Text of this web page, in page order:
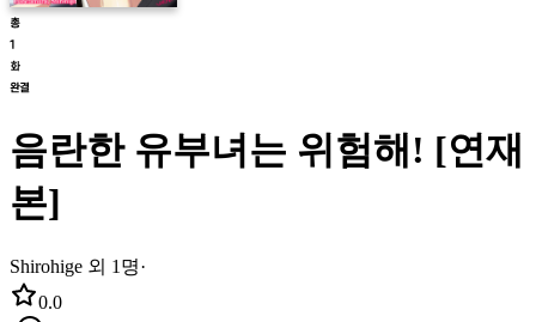
음란한 유부녀는 위험해! [연재
본]
Shirohige 외 1명·
0.0